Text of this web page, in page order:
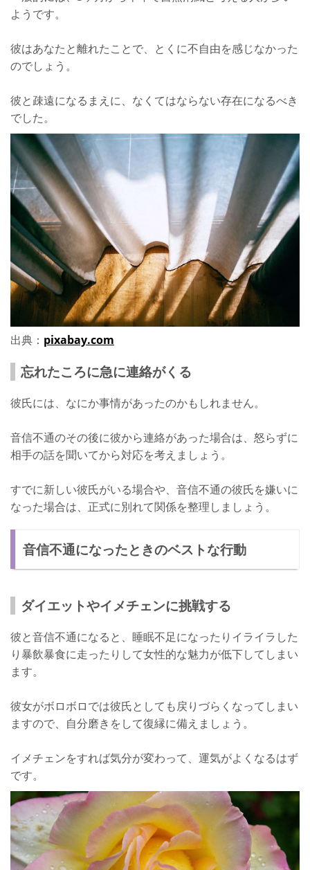
ようです。
彼はあなたと離れたことで、とくに不自由を感じなかった
のでしょう。
彼と疎遠になるまえに、なくてはならない存在になるべき
でした。
出典： pixabay.com
忘れたころに急に連絡がくる
彼氏には、なにか事情があったのかもしれません。
音信不通のその後に彼から連絡があった場合は、怒らずに
相手の話を聞いてから対応を考えましょう。
すでに新しい彼氏がいる場合や、音信不通の彼氏を嫌いに
なった場合は、正式に別れて関係を整理しましょう。
音信不通になったときのベストな行動
ダイエットやイメチェンに挑戦する
彼と音信不通になると、睡眠不足になったりイライラした
り暴飲暴食に走ったりして女性的な魅力が低下してしまい
ます。
彼女がボロボロでは彼氏としても戻りづらくなってしまい
ますので、自分磨きをして復縁に備えましょう。
イメチェンをすれば気分が変わって、運気がよくなるはず
です。